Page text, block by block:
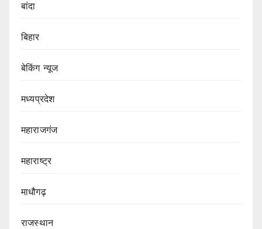
बांदा
बिहार
बेकिंग न्यूज
मध्यप्रदेश
महाराजगंज
महाराष्ट्र
माधौगढ़
राजस्थान